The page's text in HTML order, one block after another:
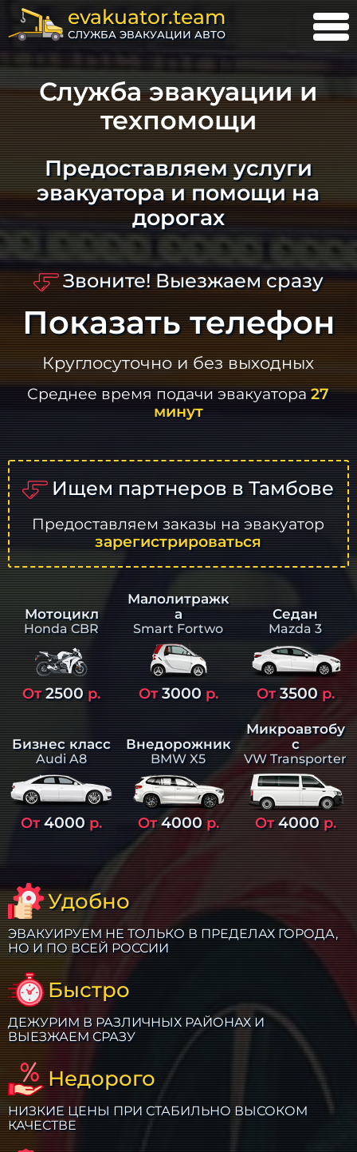
evakuator.team
СЛУЖБА ЭВАКУАЦИИ АВТО
Служба эвакуации и
техпомощи
Предоставляем услуги
эвакуатора и помощи на
дорогах
Звоните! Выезжаем сразу
Показать телефон
Круглосуточно и без выходных
Среднее время подачи эвакуатора27
минут
Ищем партнеров в Тамбове
Предоставляем заказы на эвакуатор
зарегистрироваться
Мотоцикл
Honda CBR
От2500р.
Малолитражк
а
Smart Fortwo
От3000р.
Седан
Mazda 3
От3500р.
Бизнес класс
Audi A8
От4000 р.
Внедорожник
BMW X5
От4000р.
Микроавтобу
с
VW Transporter
От4000р.
Удобно
ЭВАКУИРУЕМ НЕ ТОЛЬКО В ПРЕДЕЛАХ ГОРОДА,
НО И ПО ВСЕЙ РОССИИ
Быстро
ДЕЖУРИМ В РАЗЛИЧНЫХ РАЙОНАХ И
ВЫЕЗЖАЕМ СРАЗУ
Недорого
НИЗКИЕ ЦЕНЫ ПРИ СТАБИЛЬНО ВЫСОКОМ
КАЧЕСТВЕ